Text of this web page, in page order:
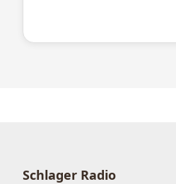
Schlager Radio